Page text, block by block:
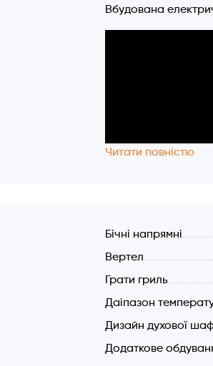
Вбудована
Читати повністю
Бічні напрямні
Вертел
Грати гриль
Даіпазон
Дизайн духової
Додаткове